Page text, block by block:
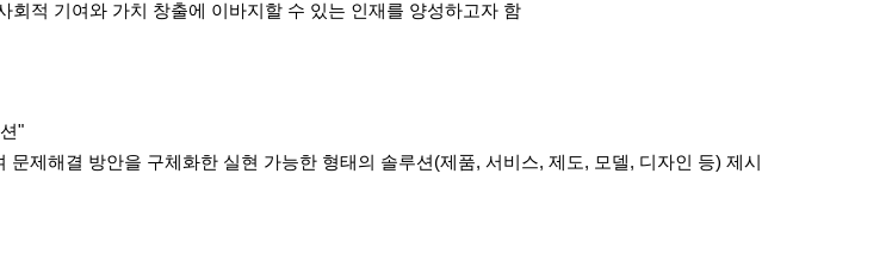
회적 기 여와 가치 창출에 이바지할 수 있는 인재를 양성하고자 함
"
문제해결 방안을 구체화한 실현 가능한 형태의 솔루션(제품, 서비스, 제도, 모델, 디자인 등) 제시